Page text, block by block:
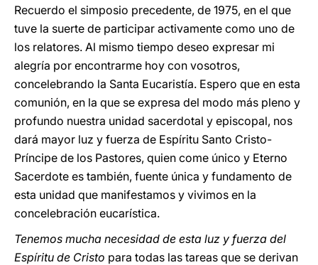
Recuerdo el simposio precedente, de 1975, en el que
tuve la suerte de participar activamente como uno de
los relatores. Al mismo tiempo deseo expresar mi
alegría por encontrarme hoy con vosotros,
concelebrando la Santa Eucaristía. Espero que en esta
comunión, en la que se expresa del modo más pleno y
profundo nuestra unidad sacerdotal y episcopal, nos
dará mayor luz y fuerza de Espíritu Santo Cristo-
Príncipe de los Pastores, quien come único y Eterno
Sacerdote es también, fuente única y fundamento de
esta unidad que manifestamos y vivimos en la
concelebración eucarística.
Tenemos mucha necesidad de esta luz y fuerza del
Espíritu de Cristo para todas las tareas que se derivan